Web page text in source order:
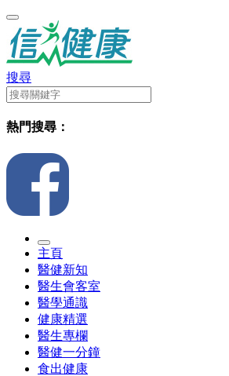
搜尋
熱門搜尋：
主頁
醫健新知
醫生會客室
醫學通識
健康精選
醫生專欄
醫健一分鐘
食出健康